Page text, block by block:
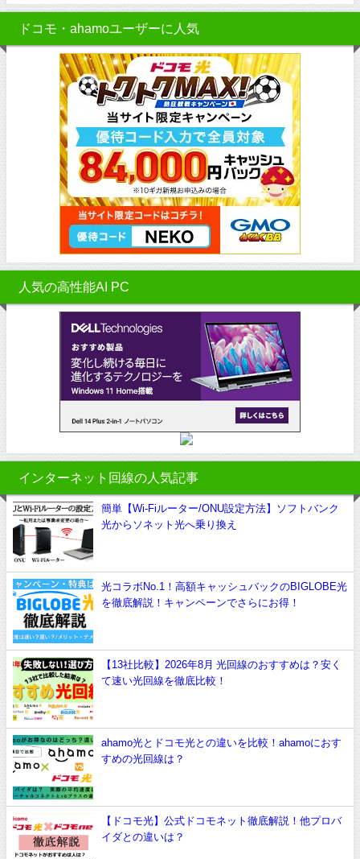
ドコモ・ahamoユーザーに人気
人気の高性能AI PC
インターネット回線の人気記事
簡単【Wi-Fiルーター/ONU設定方法】ソフトバンク
光からソネット光へ乗り換え
光コラボNo.1！高額キャッシュバックのBIGLOBE光
を徹底解説！キャンペーンでさらにお得！
【13社比較】2026年8月 光回線のおすすめは？安く
て速い光回線を徹底比較！
ahamo光とドコモ光との違いを比較！ahamoにおす
すめの光回線は？
【ドコモ光】公式ドコモネット徹底解説！他プロバ
イダとの違いは？